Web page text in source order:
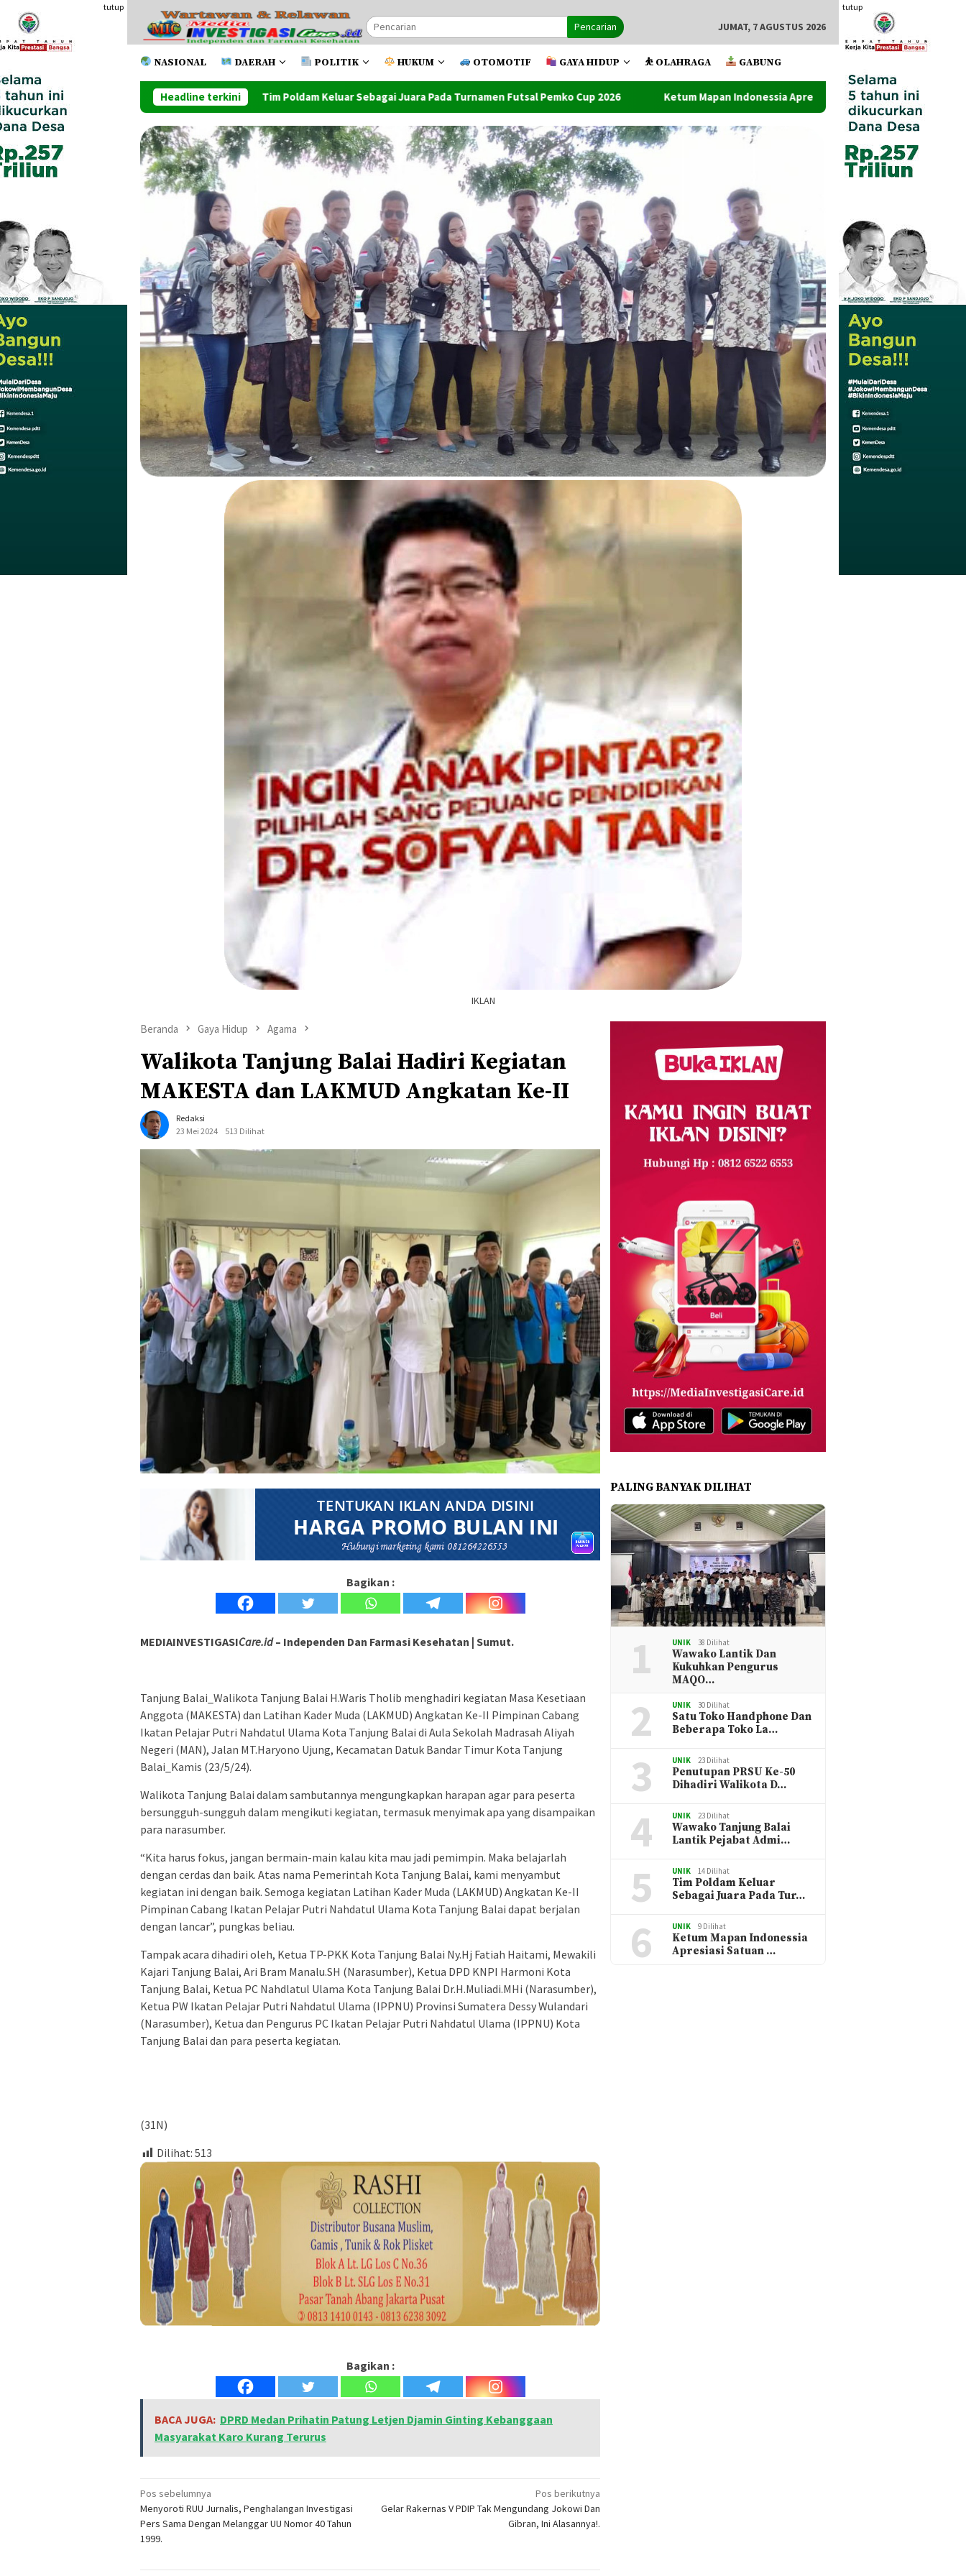
konten
tutup tutup
Pencarian JUMAT, 7 AGUSTUS 2026
NASIONAL DAERAH POLITIK HUKUM OTOMOTIF GAYA HIDUP ⛹️ OLAHRAGA GABUNG
Headline terkini
Tim Poldam Keluar Sebagai Juara Pada Turnamen Futsal Pemko Cup 2026 Ketum Mapan Indonessia Apresiasi Satuan Narkoba Polres Metro Bekadi Amankan 17 Kg
IKLAN
Beranda Gaya Hidup Agama
Walikota Tanjung Balai Hadiri Kegiatan
MAKESTA dan LAKMUD Angkatan Ke-II
Redaksi
23 Mei 2024
513 Dilihat
Bagikan :
MEDIAINVESTIGASICare.id– Independen Dan Farmasi Kesehatan | Sumut.
Tanjung Balai_Walikota Tanjung Balai H.Waris Tholib menghadiri kegiatan Masa Kesetiaan
Anggota (MAKESTA) dan Latihan Kader Muda (LAKMUD) Angkatan Ke-II Pimpinan Cabang
Ikatan Pelajar Putri Nahdatul Ulama Kota Tanjung Balai di Aula Sekolah Madrasah Aliyah
Negeri (MAN), Jalan MT.Haryono Ujung, Kecamatan Datuk Bandar Timur Kota Tanjung
Balai_Kamis (23/5/24).
Walikota Tanjung Balai dalam sambutannya mengungkapkan harapan agar para peserta
bersungguh-sungguh dalam mengikuti kegiatan, termasuk menyimak apa yang disampaikan
para narasumber.
“Kita harus fokus, jangan bermain-main kalau kita mau jadi pemimpin. Maka belajarlah
dengan cerdas dan baik. Atas nama Pemerintah Kota Tanjung Balai, kami menyambut
kegiatan ini dengan baik. Semoga kegiatan Latihan Kader Muda (LAKMUD) Angkatan Ke-II
Pimpinan Cabang Ikatan Pelajar Putri Nahdatul Ulama Kota Tanjung Balai dapat berjalan
dengan lancar”, pungkas beliau.
Tampak acara dihadiri oleh, Ketua TP-PKK Kota Tanjung Balai Ny.Hj Fatiah Haitami, Mewakili
Kajari Tanjung Balai, Ari Bram Manalu.SH (Narasumber), Ketua DPD KNPI Harmoni Kota
Tanjung Balai, Ketua PC Nahdlatul Ulama Kota Tanjung Balai Dr.H.Muliadi.MHi (Narasumber),
Ketua PW Ikatan Pelajar Putri Nahdatul Ulama (IPPNU) Provinsi Sumatera Dessy Wulandari
(Narasumber), Ketua dan Pengurus PC Ikatan Pelajar Putri Nahdatul Ulama (IPPNU) Kota
Tanjung Balai dan para peserta kegiatan.
(31N)
Dilihat: 513
Bagikan :
BACA JUGA: DPRD Medan Prihatin Patung Letjen Djamin Ginting Kebanggaan
Masyarakat Karo Kurang Terurus
Navigasi
pos
Pos sebelumnya
Menyoroti RUU Jurnalis, Penghalangan Investigasi
Pers Sama Dengan Melanggar UU Nomor 40 Tahun
1999.
Pos berikutnya
Gelar Rakernas V PDIP Tak Mengundang Jokowi Dan
Gibran, Ini Alasannya!.
PALING BANYAK DILIHAT
1 UNIK 38 Dilihat
Wawako Lantik Dan
Kukuhkan Pengurus
MAQO…
2 UNIK 30 Dilihat
Satu Toko Handphone Dan
Beberapa Toko La…
3 UNIK 23 Dilihat
Penutupan PRSU Ke-50
Dihadiri Walikota D…
4 UNIK 23 Dilihat
Wawako Tanjung Balai
Lantik Pejabat Admi…
5 UNIK 14 Dilihat
Tim Poldam Keluar
Sebagai Juara Pada Tur…
6 UNIK 9 Dilihat
Ketum Mapan Indonessia
Apresiasi Satuan …